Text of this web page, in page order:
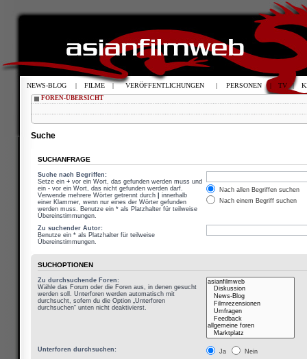
FOREN-ÜBERSICHT
Suche
SUCHANFRAGE
Suche nach Begriffen:
Setze ein + vor ein Wort, das gefunden werden muss und
ein - vor ein Wort, das nicht gefunden werden darf.
Verwende mehrere Wörter getrennt durch
innerhalb
einer Klammer, wenn nur eines der Wörter gefunden
werden muss. Benutze ein * als Platzhalter für teilweise
Übereinstimmungen.
Nach allen Begriffen suchen
Nach einem Begriff suchen
Zu suchender Autor:
Benutze ein * als Platzhalter für teilweise
Übereinstimmungen.
SUCHOPTIONEN
Zu durchsuchende Foren:
Wähle das Forum oder die Foren aus, in denen gesucht
werden soll. Unterforen werden automatisch mit
durchsucht, sofern du die Option „Unterforen
durchsuchen“ unten nicht deaktivierst.
Unterforen durchsuchen: Ja Nein
NEWS-BLOG | FILME | VERÖFFENTLICHUNGEN | PERSONEN | TV |